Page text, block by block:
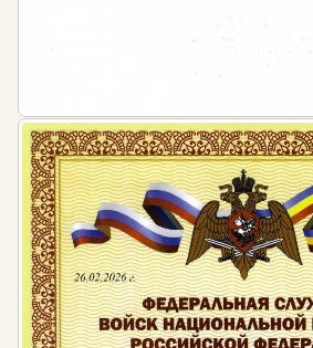
Штраф за несоблюдение